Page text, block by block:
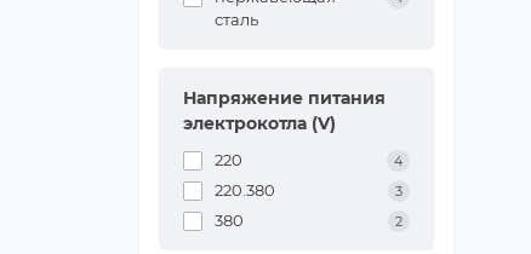
сталь
Напряжение питания
электрокотла (V)
220 4
220.380 3
380 2